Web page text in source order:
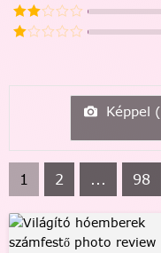
Képpel (
1 2 ... 98